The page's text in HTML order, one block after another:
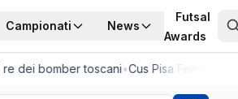
Campionati News
Futsal
Awards
bomber toscani•Cus Pisa Femminile, la